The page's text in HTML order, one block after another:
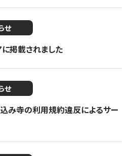
せ
掲載されました
せ
み寺の利用規約違反によるサー